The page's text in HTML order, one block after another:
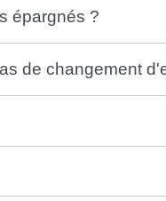
épargnés ?
de changement